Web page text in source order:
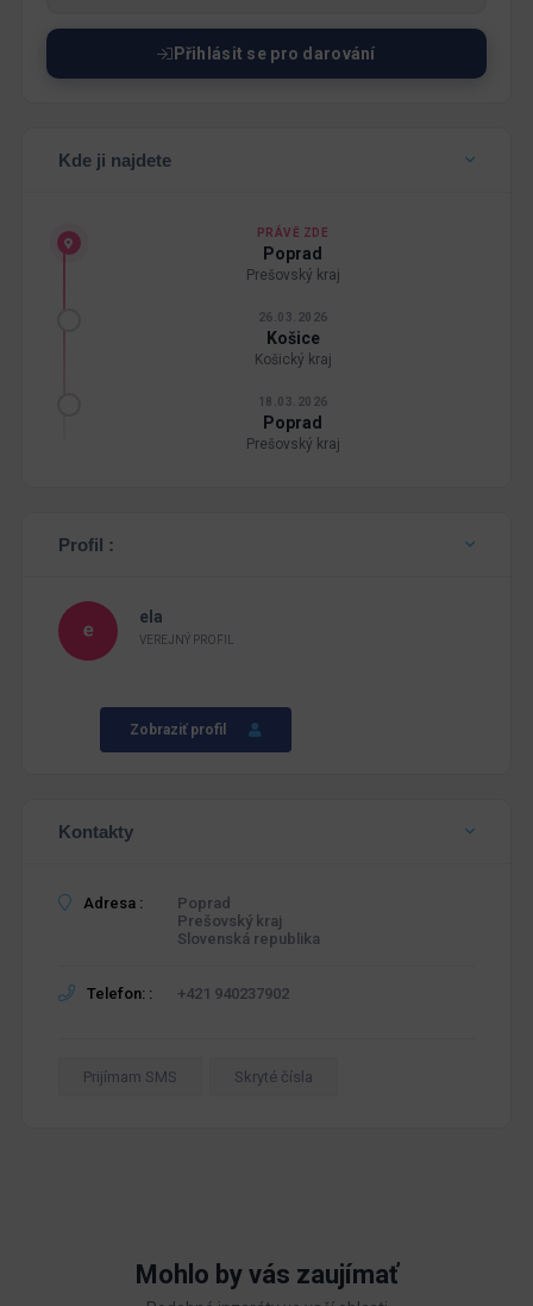
Přihlásit se pro darování
Kde ji najdete
PRÁVĚ ZDE
Poprad
Prešovský kraj
26.03.2026
Košice
Košický kraj
18.03.2026
Poprad
Prešovský kraj
Profil :
ela
VEREJNÝ PROFIL
Zobraziť profil
Kontakty
Adresa :
Poprad
Prešovský kraj
Slovenská republika
Telefon: : +421 940237902
Prijímam SMS Skryté čísla
Mohlo by vás zaujímať